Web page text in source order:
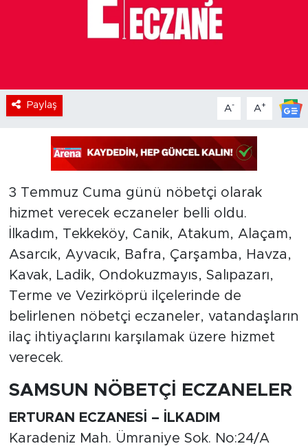
Paylaş A- A+
3 Temmuz Cuma günü nöbetçi olarak
hizmet verecek eczaneler belli oldu.
İlkadım, Tekkeköy, Canik, Atakum, Alaçam,
Asarcık, Ayvacık, Bafra, Çarşamba, Havza,
Kavak, Ladik, Ondokuzmayıs, Salıpazarı,
Terme ve Vezirköprü ilçelerinde de
belirlenen nöbetçi eczaneler, vatandaşların
ilaç ihtiyaçlarını karşılamak üzere hizmet
verecek.
SAMSUN NÖBETÇİ ECZANELER
ERTURAN ECZANESİ – İLKADIM
Karadeniz Mah. Ümraniye Sok. No:24/A